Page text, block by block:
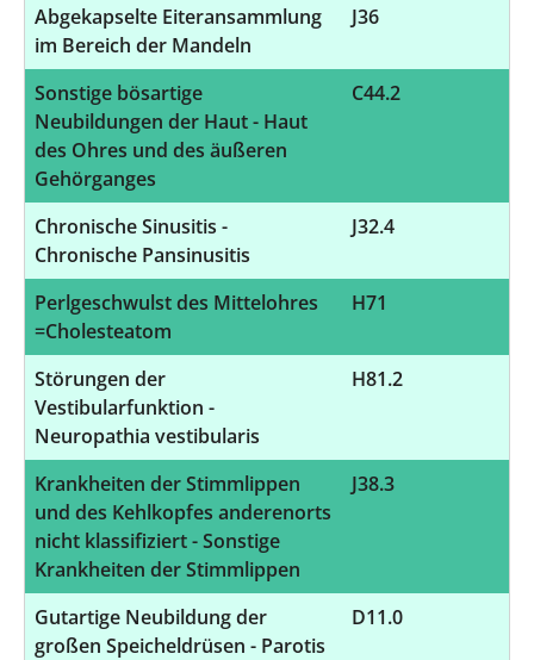
Abgekapselte Eiteransammlung
im Bereich der Mandeln
J36
Sonstige bösartige
Neubildungen der Haut - Haut
des Ohres und des äußeren
Gehörganges
C44.2
Chronische Sinusitis -
Chronische Pansinusitis
J32.4
Perlgeschwulst des Mittelohres
=Cholesteatom
H71
Störungen der
Vestibularfunktion -
Neuropathia vestibularis
H81.2
Krankheiten der Stimmlippen
und des Kehlkopfes anderenorts
nicht klassifiziert - Sonstige
Krankheiten der Stimmlippen
J38.3
Gutartige Neubildung der
großen Speicheldrüsen - Parotis
D11.0